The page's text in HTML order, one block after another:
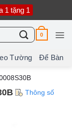
1 tặng 1
0
Tường Để Bàn
Thông số